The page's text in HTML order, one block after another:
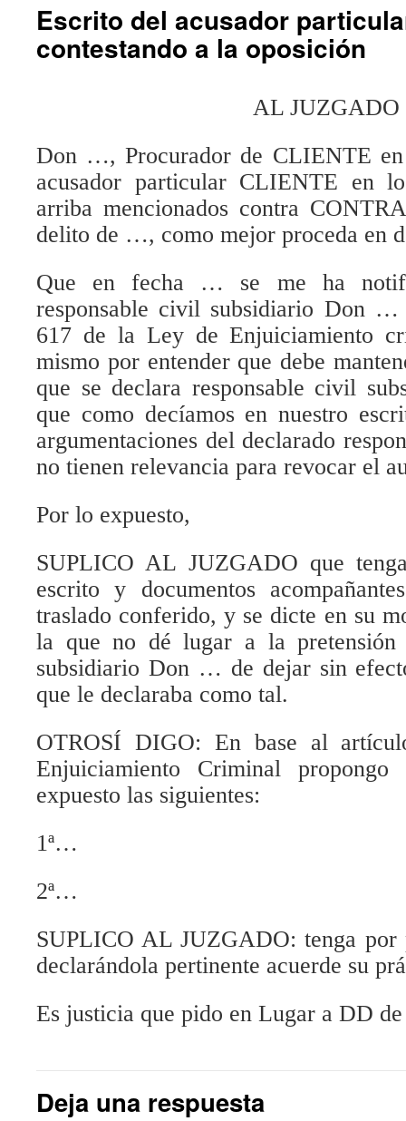
Escrito del acusador
contestando a la oposición
AL JUZGADO
Don …, Procurador de CLIENTE en
acusador particular CLIENTE en
arriba mencionados contra
delito de …, como mejor proceda en
Que en fecha … se me ha
responsable civil subsidiario Don
617 de la Ley de Enjuiciamiento
mismo por entender que debe
que se declara responsable civil
que como decíamos en nuestro
argumentaciones del declarado
no tienen relevancia para revocar el
Por lo expuesto,
SUPLICO AL JUZGADO que
escrito y documentos
traslado conferido, y se dicte en su
la que no dé lugar a la pretensión
subsidiario Don … de dejar sin
que le declaraba como tal.
OTROSÍ DIGO: En base al
Enjuiciamiento Criminal
expuesto las siguientes:
1ª…
2ª…
SUPLICO AL JUZGADO: tenga por
declarándola pertinente acuerde su
Es justicia que pido en Lugar a DD
Deja una respuesta